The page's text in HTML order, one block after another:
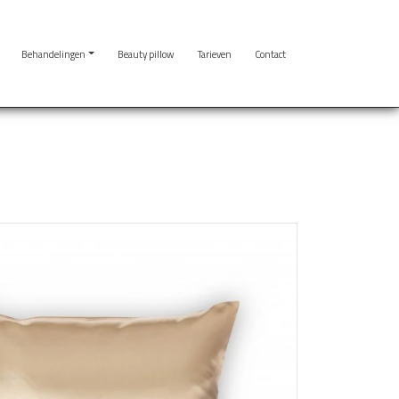
Behandelingen Beauty pillow Tarieven Contact